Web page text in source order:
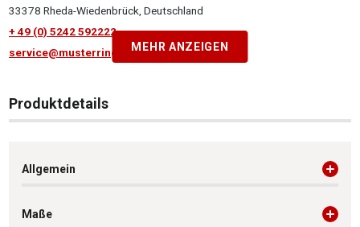
33378 Rheda-Wiedenbrück, Deutschland
+ 49 (0) 5242 592222
service@musterring.deMEHR ANZEIGEN
Produktdetails
Allgemein
Maße